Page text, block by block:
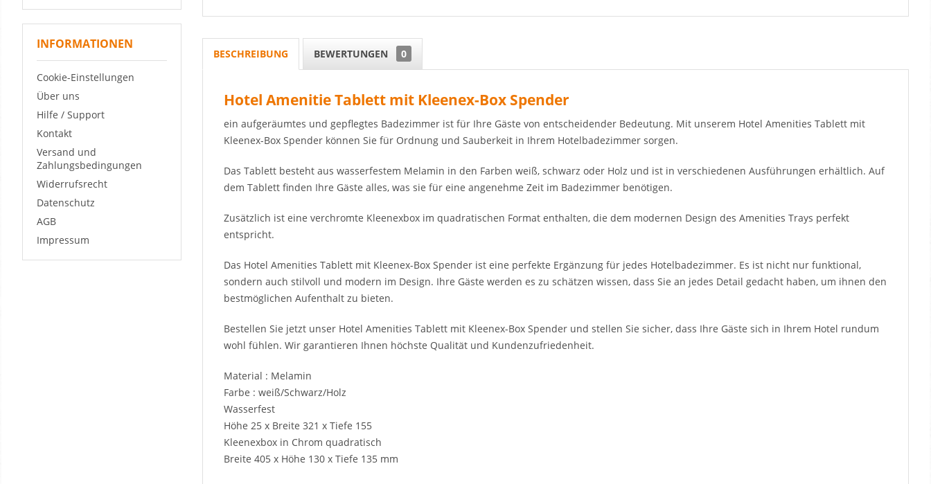
INFORMATIONEN
Cookie-Einstellungen
Über uns
Hilfe / Support
Kontakt
Versand und
Zahlungsbedingungen
Widerrufsrecht
Datenschutz
AGB
Impressum
BESCHREIBUNG BEWERTUNGEN 0
Hotel Amenitie Tablett mit Kleenex-Box Spender
ein aufgeräumtes und gepflegtes Badezimmer ist für Ihre Gäste von entscheidender Bedeutung. Mit unserem Hotel Amenities Tablett mit
Kleenex-Box Spender können Sie für Ordnung und Sauberkeit in Ihrem Hotelbadezimmer sorgen.
Das Tablett besteht aus wasserfestem Melamin in den Farben weiß, schwarz oder Holz und ist in verschiedenen Ausführungen erhältlich. Auf
dem Tablett finden Ihre Gäste alles, was sie für eine angenehme Zeit im Badezimmer benötigen.
Zusätzlich ist eine verchromte Kleenexbox im quadratischen Format enthalten, die dem modernen Design des Amenities Trays perfekt
entspricht.
Das Hotel Amenities Tablett mit Kleenex-Box Spender ist eine perfekte Ergänzung für jedes Hotelbadezimmer. Es ist nicht nur funktional,
sondern auch stilvoll und modern im Design. Ihre Gäste werden es zu schätzen wissen, dass Sie an jedes Detail gedacht haben, um ihnen den
bestmöglichen Aufenthalt zu bieten.
Bestellen Sie jetzt unser Hotel Amenities Tablett mit Kleenex-Box Spender und stellen Sie sicher, dass Ihre Gäste sich in Ihrem Hotel rundum
wohl fühlen. Wir garantieren Ihnen höchste Qualität und Kundenzufriedenheit.
Material : Melamin
Farbe : weiß/Schwarz/Holz
Wasserfest
Höhe 25 x Breite 321 x Tiefe 155
Kleenexbox in Chrom quadratisch
Breite 405 x Höhe 130 x Tiefe 135 mm